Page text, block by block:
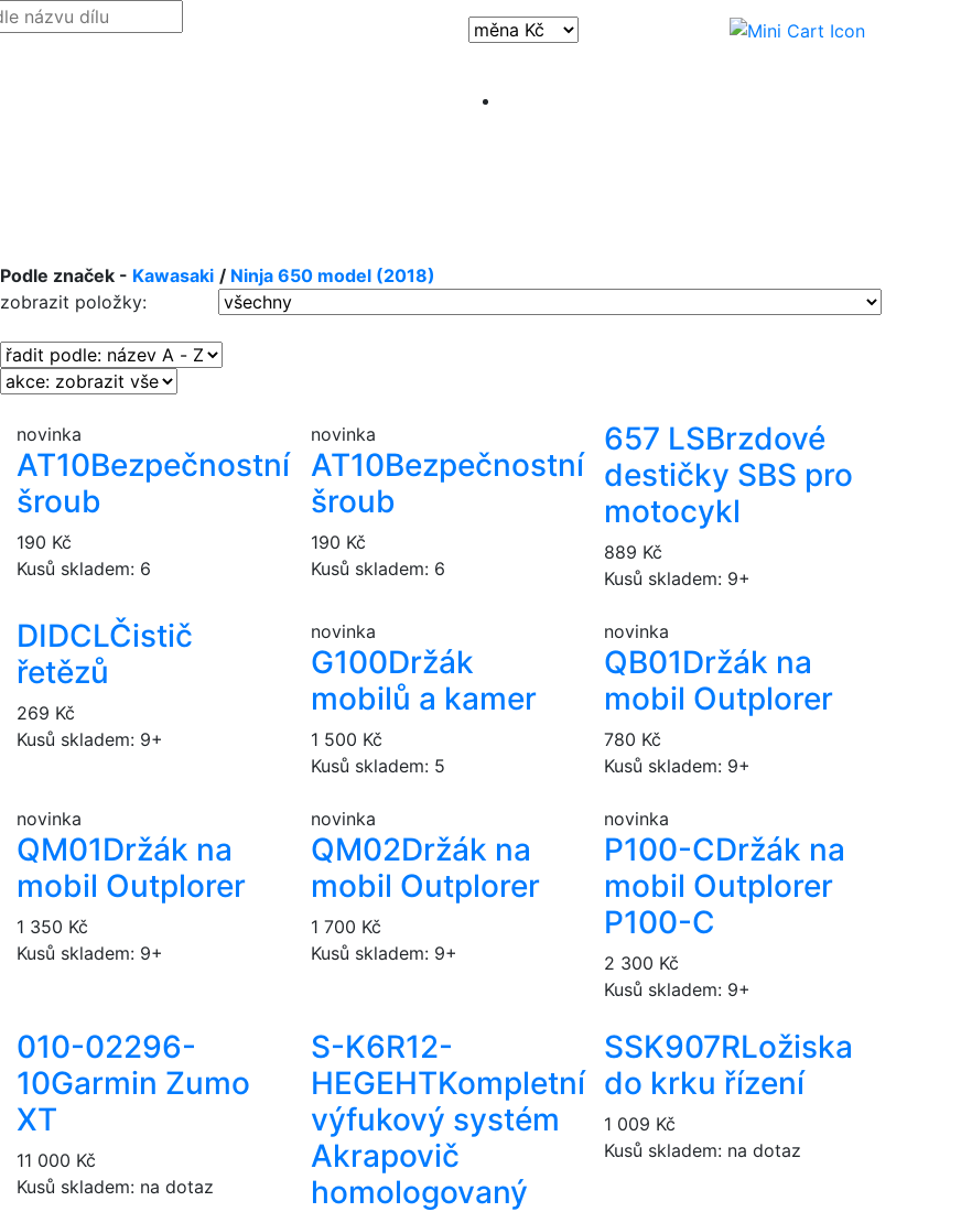
Podle značek - Kawasaki / Ninja 650 model (2018)
zobrazit položky:
novinka
AT10Bezpečnostní
šroub
190 Kč
Kusů skladem: 6
novinka
AT10Bezpečnostní
šroub
190 Kč
Kusů skladem: 6
657 LSBrzdové
destičky SBS pro
motocykl
889 Kč
Kusů skladem: 9+
DIDCLČistič
řetězů
269 Kč
Kusů skladem: 9+
novinka
G100Držák
mobilů a kamer
1 500 Kč
Kusů skladem: 5
novinka
QB01Držák na
mobil Outplorer
780 Kč
Kusů skladem: 9+
novinka
QM01Držák na
mobil Outplorer
1 350 Kč
Kusů skladem: 9+
novinka
QM02Držák na
mobil Outplorer
1 700 Kč
Kusů skladem: 9+
novinka
P100-CDržák na
mobil Outplorer
P100-C
2 300 Kč
Kusů skladem: 9+
010-02296-
10Garmin Zumo
XT
11 000 Kč
Kusů skladem: na dotaz
S-K6R12-
HEGEHTKompletní
výfukový systém
Akrapovič
homologovaný
SSK907RLožiska
do krku řízení
1 009 Kč
Kusů skladem: na dotaz